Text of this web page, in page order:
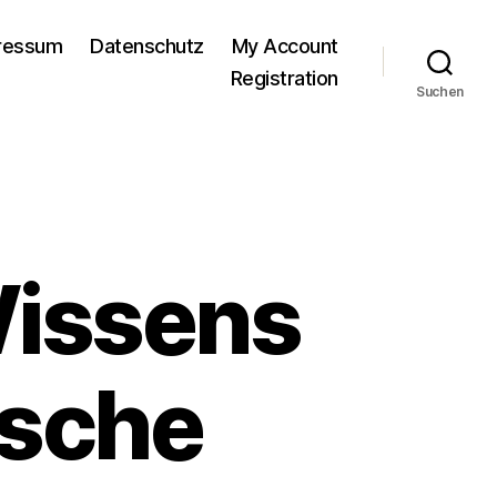
Datenschutz
My Account
Registration
Suchen